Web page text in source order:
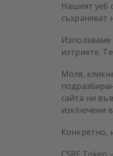
Нашият уеб
съхраняват
Използваме
изтриете.
Моля,
сайта ни
изключени
Конкретно,